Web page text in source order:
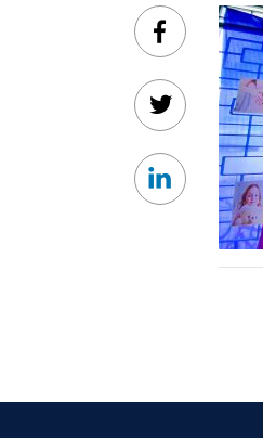
Facebook
Twitter
Linkedin